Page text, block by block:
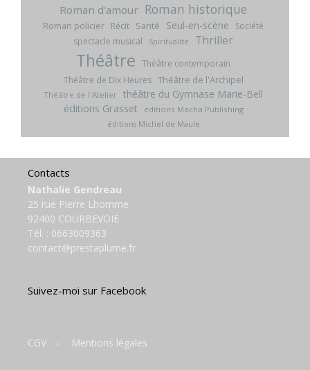
Roman d'amour Roman historique
Roman policier Récit Santé Seul-en-scène
Société
spectacle musical
Spiritualité Thriller
Théâtre Théâtre contemporain
Théâtre de Dix Heures Théâtre de l'Archipel
Théâtre de l'Atelier théâtre du Gymnase Marie-Bell
éditions Grasset
éditions Macha Publishing
éditions Michel de Maule
Contacts
Nathalie Gendreau
25 rue Pierre Lhomme
92400 COURBEVOIE
Tél. : 0663009363
contact@prestaplume.fr
Suivez-moi sur Facebook
CGV – Mentions légales